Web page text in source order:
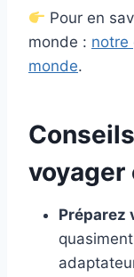
Pour en
monde : notre
monde.
voyager
Préparez